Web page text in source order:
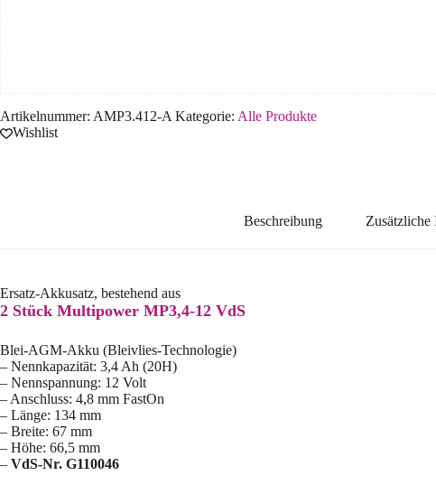
Artikelnummer: AMP3.412-A Kategorie: Alle Produkte
Wishlist
Beschreibung Zusätzliche
Ersatz-Akkusatz, bestehend aus
2 Stück Multipower MP3,4-12 VdS
Blei-AGM-Akku (Bleivlies-Technologie)
– Nennkapazität: 3,4 Ah (20H)
– Nennspannung: 12 Volt
– Anschluss: 4,8 mm FastOn
– Länge: 134 mm
– Breite: 67 mm
– Höhe: 66,5 mm
– VdS-Nr. G110046